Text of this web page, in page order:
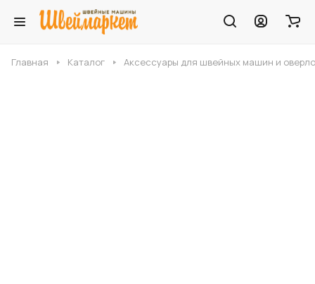
Главная Каталог Аксессуары для швейных машин и